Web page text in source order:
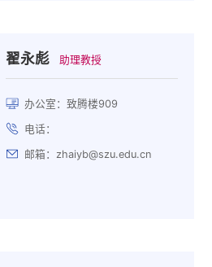
翟永彪 助理教授
办公室：致腾楼909
电话：
邮箱：zhaiyb@szu.edu.cn